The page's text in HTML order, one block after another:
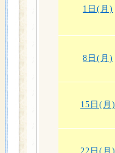
1日(月)
8日(月)
15日(月)
22日(月)